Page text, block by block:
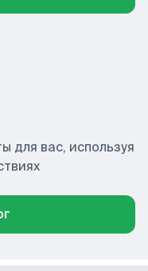
для вас, используя